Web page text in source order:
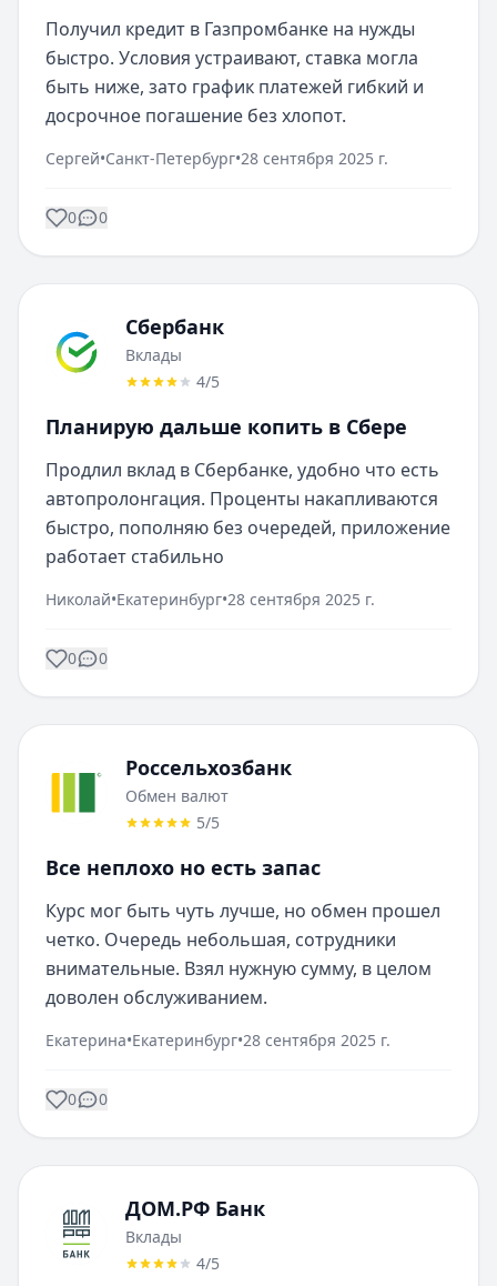
Получил кредит в Газпромбанке на нужды
быстро. Условия устраивают, ставка могла
быть ниже, зато график платежей гибкий и
досрочное погашение без хлопот.
Сергей•Санкт-Петербург•28 сентября 2025 г.
0 0
Сбербанк
Вклады
4/5
Планирую дальше копить в Сбере
Продлил вклад в Сбербанке, удобно что есть
автопролонгация. Проценты накапливаются
быстро, пополняю без очередей, приложение
работает стабильно
Николай•Екатеринбург•28 сентября 2025 г.
0 0
Россельхозбанк
Обмен валют
5/5
Все неплохо но есть запас
Курс мог быть чуть лучше, но обмен прошел
четко. Очередь небольшая, сотрудники
внимательные. Взял нужную сумму, в целом
доволен обслуживанием.
Екатерина•Екатеринбург•28 сентября 2025 г.
0 0
ДОМ.РФ Банк
Вклады
4/5